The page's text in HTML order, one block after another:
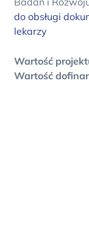
do obsługi
lekarzy
Wartość
Wartość